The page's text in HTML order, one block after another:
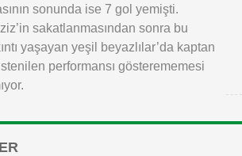
sonunda ise 7 gol yemişti.
sakatlanmasından sonra bu
yaşayan yeşil beyazlılar’da kaptan
performansı gösterememesi